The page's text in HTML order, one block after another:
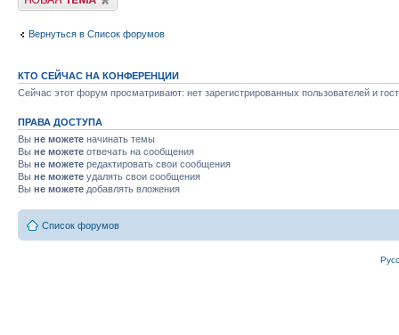
Вернуться в Список форумов
КТО СЕЙЧАС НА КОНФЕРЕНЦИИ
Сейчас этот форум просматривают: нет зарегистрированных пользователей и
ПРАВА ДОСТУПА
Вы не можете начинать темы
Вы не можете отвечать на сообщения
Вы не можете редактировать свои сообщения
Вы не можете удалять свои сообщения
Вы не можете добавлять вложения
Список форумов